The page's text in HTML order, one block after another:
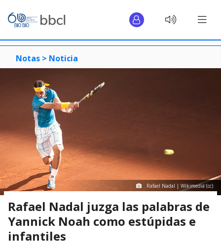
Notas > Noticia
Rafael Nadal | Wikimedia (cc)
Rafael Nadal juzga las palabras de
Yannick Noah como estúpidas e
infantiles